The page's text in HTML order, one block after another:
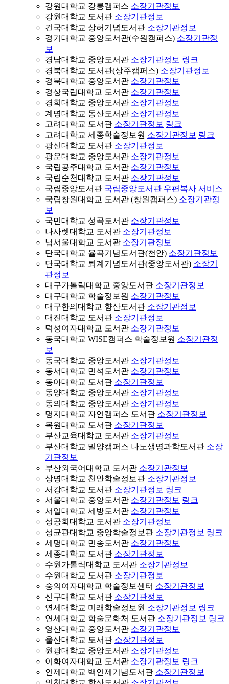
강원대학교 강릉캠퍼스 소장기관정보
강원대학교 도서관 소장기관정보
건국대학교 상허기념도서관 소장기관정보
경기대학교 중앙도서관(수원캠퍼스) 소장기관정
보
경남대학교 중앙도서관 소장기관정보 링크
경북대학교 도서관(상주캠퍼스) 소장기관정보
경북대학교 중앙도서관 소장기관정보
경상국립대학교 도서관 소장기관정보
경희대학교 중앙도서관 소장기관정보
계명대학교 동산도서관 소장기관정보
고려대학교 도서관 소장기관정보 링크
고려대학교 세종학술정보원 소장기관정보 링크
광신대학교 도서관 소장기관정보
광운대학교 중앙도서관 소장기관정보
국립공주대학교 도서관 소장기관정보
국립순천대학교 도서관 소장기관정보
국립중앙도서관 국립중앙도서관 우편복사 서비스
국립창원대학교 도서관 (창원캠퍼스) 소장기관정
보
국민대학교 성곡도서관 소장기관정보
나사렛대학교 도서관 소장기관정보
남서울대학교 도서관 소장기관정보
단국대학교 율곡기념도서관(천안) 소장기관정보
단국대학교 퇴계기념도서관(중앙도서관) 소장기
관정보
대구가톨릭대학교 중앙도서관 소장기관정보
대구대학교 학술정보원 소장기관정보
대구한의대학교 향산도서관 소장기관정보
대진대학교 도서관 소장기관정보
덕성여자대학교 도서관 소장기관정보
동국대학교 WISE캠퍼스 학술정보원 소장기관정
보
동국대학교 중앙도서관 소장기관정보
동서대학교 민석도서관 소장기관정보
동아대학교 도서관 소장기관정보
동양대학교 중앙도서관 소장기관정보
동의대학교 중앙도서관 소장기관정보
명지대학교 자연캠퍼스 도서관 소장기관정보
목원대학교 도서관 소장기관정보
부산교육대학교 도서관 소장기관정보
부산대학교 밀양캠퍼스 나노생명과학도서관 소장
기관정보
부산외국어대학교 도서관 소장기관정보
상명대학교 천안학술정보관 소장기관정보
서강대학교 도서관 소장기관정보 링크
서울대학교 중앙도서관 소장기관정보 링크
서일대학교 세방도서관 소장기관정보
성공회대학교 도서관 소장기관정보
성균관대학교 중앙학술정보관 소장기관정보 링크
세명대학교 민송도서관 소장기관정보
세종대학교 도서관 소장기관정보
수원가톨릭대학교 도서관 소장기관정보
수원대학교 도서관 소장기관정보
숭의여자대학교 학술정보센터 소장기관정보
신구대학교 도서관 소장기관정보
연세대학교 미래학술정보원 소장기관정보 링크
연세대학교 학술문화처 도서관 소장기관정보 링크
영산대학교 중앙도서관 소장기관정보
울산대학교 도서관 소장기관정보
원광대학교 중앙도서관 소장기관정보
이화여자대학교 도서관 소장기관정보 링크
인제대학교 백인제기념도서관 소장기관정보